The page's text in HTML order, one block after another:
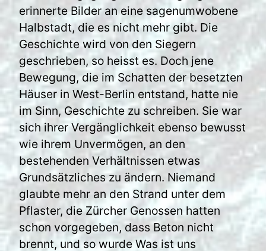
erinnerte Bilder an eine sagenumwobene
Halbstadt, die es nicht mehr gibt. Die
Geschichte wird von den Siegern
geschrieben, so heisst es. Doch jene
Bewegung, die im Schatten der besetzten
Häuser in West-Berlin entstand, hatte nie
im Sinn, Geschichte zu schreiben. Sie war
sich ihrer Vergänglichkeit ebenso bewusst
wie ihrem Unvermögen, an den
bestehenden Verhältnissen etwas
Grundsätzliches zu ändern. Niemand
glaubte mehr an den Strand unter dem
Pflaster, die Zürcher Genossen hatten
schon vorgegeben, dass Beton nicht
brennt, und so wurde Was ist uns